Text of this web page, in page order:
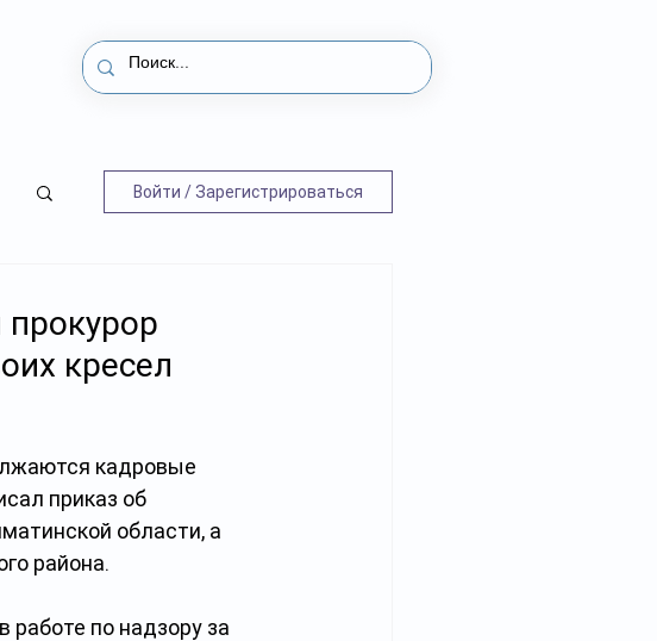
Войти / Зарегистрироваться
кресел
кадровые
приказ об
области, а
района.
по надзору за